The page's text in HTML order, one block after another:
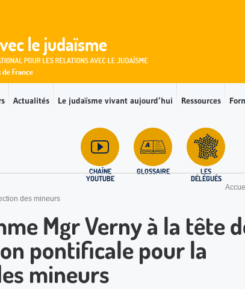
Actualités Le judaïsme vivant aujourd’hui Ressources
CHAÎNE
YOUTUBE
GLOSSAIRE
LES
DÉLÉGUÉS
des mineurs
Mgr Verny à la tête
pontificale pour la
mineurs